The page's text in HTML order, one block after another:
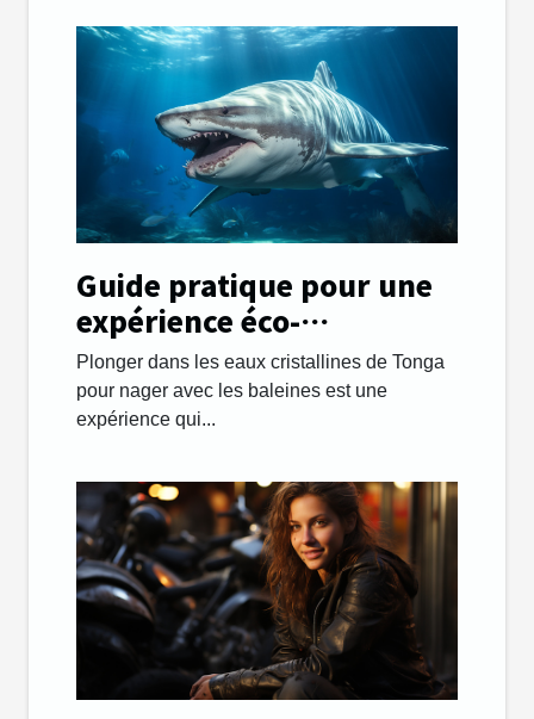
Guide pratique pour une
expérience éco-
responsable en nageant
avec les baleines à Tonga
Plonger dans les eaux cristallines de Tonga
pour nager avec les baleines est une
expérience qui...